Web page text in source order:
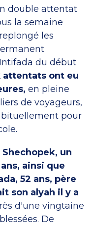
double attentat
la semaine
les
du début
attentats ont eu
en pleine
de voyageurs,
pour
un
ainsi que
52 ans, père
son alyah il y a
d'une vingtaine
De